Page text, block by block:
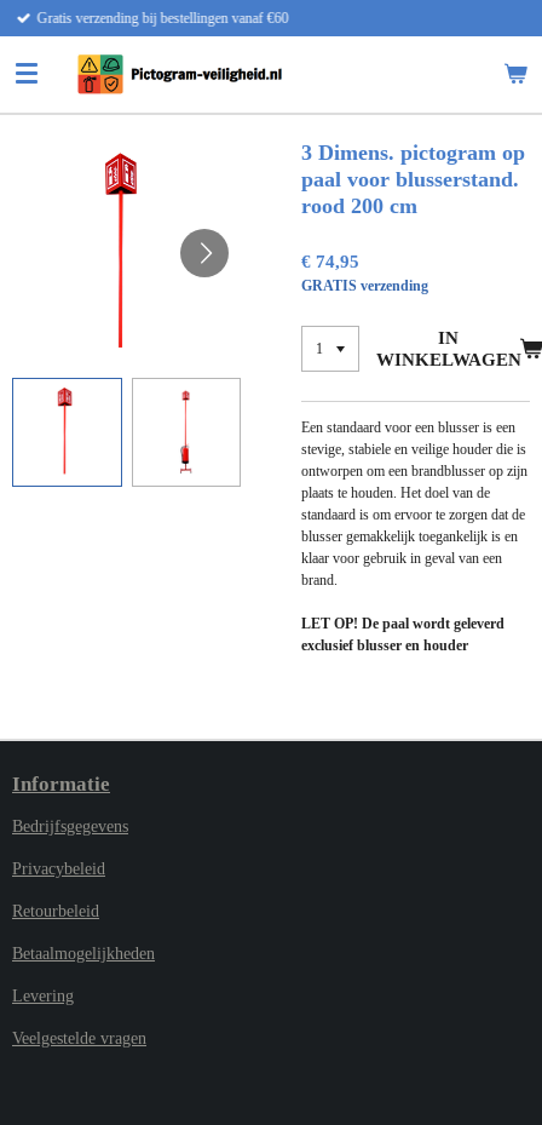
Ga
naar
de
hoofdinhoud
vanaf €60
3 Dimens. pictogram op
paal voor blusserstand.
rood 200 cm
€ 74,95
GRATIS verzending
IN
WINKELWAGEN
Een standaard voor een blusser is een
stevige, stabiele en veilige houder die is
ontworpen om een brandblusser op zijn
plaats te houden. Het doel van de
standaard is om ervoor te zorgen dat de
blusser gemakkelijk toegankelijk is en
klaar voor gebruik in geval van een
brand.
LET OP! De paal wordt geleverd
exclusief blusser en houder
Informatie
Bedrijfsgegevens
Privacybeleid
Retourbeleid
Betaalmogelijkheden
Levering
Veelgestelde vragen